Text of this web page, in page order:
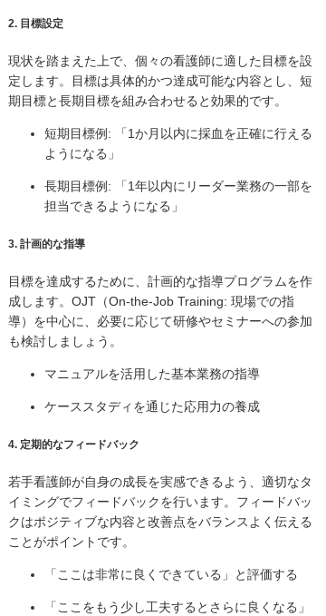
2. 目標設定
現状を踏まえた上で、個々の看護師に適した目標を設
定します。目標は具体的かつ達成可能な内容とし、短
期目標と長期目標を組み合わせると効果的です。
短期目標例: 「1か月以内に採血を正確に行える
ようになる」
長期目標例: 「1年以内にリーダー業務の一部を
担当できるようになる」
3. 計画的な指導
目標を達成するために、計画的な指導プログラムを作
成します。OJT（On-the-Job Training: 現場での指
導）を中心に、必要に応じて研修やセミナーへの参加
も検討しましょう。
マニュアルを活用した基本業務の指導
ケーススタディを通じた応用力の養成
4. 定期的なフィードバック
若手看護師が自身の成長を実感できるよう、適切なタ
イミングでフィードバックを行います。フィードバッ
クはポジティブな内容と改善点をバランスよく伝える
ことがポイントです。
「ここは非常に良くできている」と評価する
「ここをもう少し工夫するとさらに良くなる」